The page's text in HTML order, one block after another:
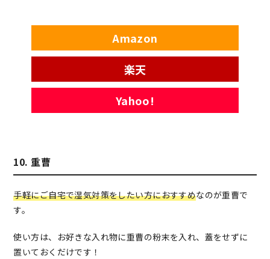
Amazon
楽天
Yahoo!
10. 重曹
手軽にご自宅で湿気対策をしたい方におすすめなのが重曹で
す。
使い方は、お好きな入れ物に重曹の粉末を入れ、蓋をせずに
置いておくだけです！